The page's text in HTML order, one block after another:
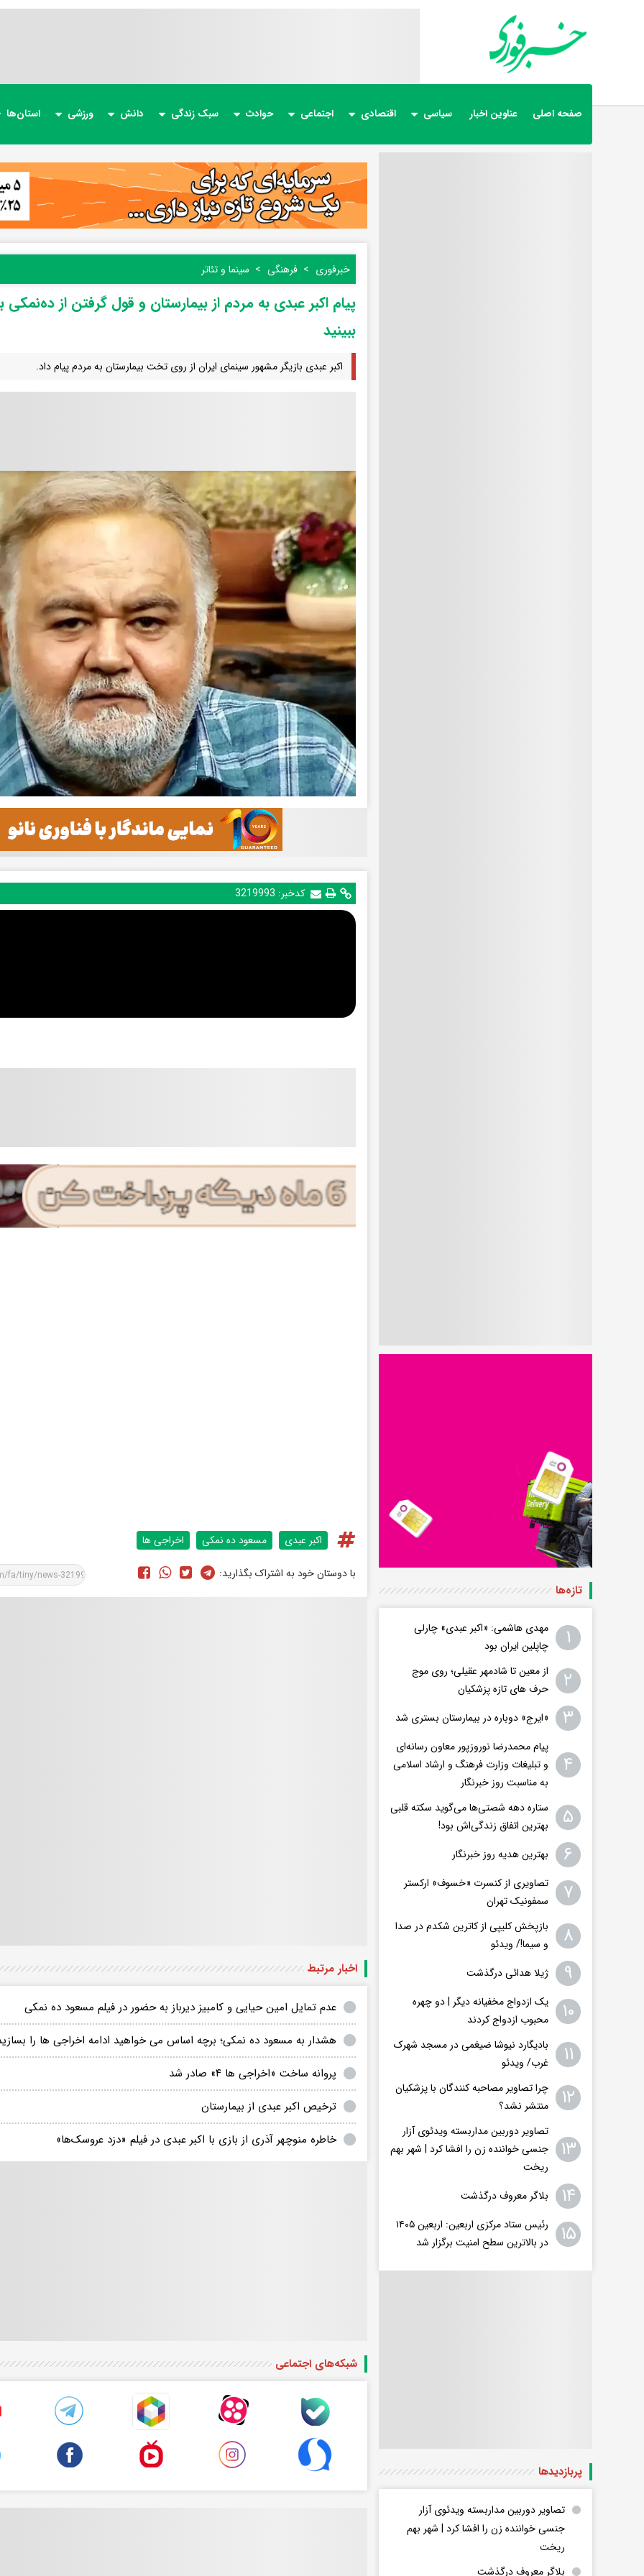
صفحه اصلی عناوین اخبار سیاسی اقتصادی اجتماعی حوادث سبک زندگی دانش ورزشی استان‌ها
خبرفوری فرهنگی سینما و تئاتر
پیام اکبر عبدی به مردم از بیمارستان و قول ‌گرفتن از
ببینید
اکبر عبدی بازیگر مشهور سینمای ایران از روی تخت بیمارستان به مردم پیام داد.
کدخبر: 3219993
اکبر عبدی مسعود ده نمکی اخراجی ها
با دوستان خود به اشتراک بگذارید:
اخبار مرتبط
عدم تمایل امین حیایی و کامبیز دیرباز به حضور در فیلم مسعود ده نمکی
هشدار به مسعود ده نمکی؛ برچه اساس می خواهید ادامه اخراجی ها را
پروانه ساخت «اخراجی ها ۴» صادر شد
ترخیص اکبر عبدی از بیمارستان
خاطره منوچهر آذری از بازی با اکبر عبدی در فیلم «دزد عروسک‌ها»
شبکه‌های اجتماعی
تازه‌ها
۱
مهدی هاشمی: «اکبر عبدی» چارلی
چاپلین ایران بود
۲
از معین تا شادمهر عقیلی؛ روی موج
حرف های تازه پزشکیان
۳ «ایرج» دوباره در بیمارستان بستری شد
۴
پیام محمدرضا نوروزپور معاون رسانه‌ای
و تبلیغات وزارت فرهنگ و ارشاد اسلامی
به مناسبت روز خبرنگار
۵
ستاره دهه شصتی‌ها می‌گوید سکته قلبی
بهترین اتفاق زندگی‌اش بود!
۶ بهترین هدیه روز خبرنگار
۷
تصاویری از کنسرت «خسوف» ارکستر
سمفونیک تهران
۸
بازپخش کلیپی از کاترین شکدم در صدا
و سیما!/ ویدئو
۹ ژیلا هدائی درگذشت
۱۰
یک ازدواج مخفیانه دیگر | دو چهره
محبوب ازدواج کردند
۱۱
بادیگارد نیوشا ضیغمی در مسجد شهرک
غرب/ ویدئو
۱۲
چرا تصاویر مصاحبه کنندگان با پزشکیان
منتشر نشد؟
۱۳
تصاویر دوربین مداربسته ویدئوی آزار
جنسی خواننده زن را افشا کرد | شهر بهم
ریخت
۱۴ بلاگر معروف درگذشت
۱۵
رئیس ستاد مرکزی اربعین: اربعین ۱۴۰۵
در بالاترین سطح امنیت برگزار شد
پربازدید‌ها
تصاویر دوربین مداربسته ویدئوی آزار
جنسی خواننده زن را افشا کرد | شهر بهم
ریخت
بلاگر معروف درگذشت